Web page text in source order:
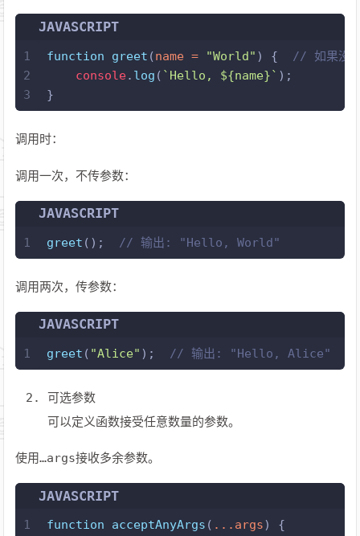
JAVASCRIPT
1
2
3
function greet (name = "World" ) {
// 如果没
console. log ( `Hello, ${name}` );
}
调用时：
调用一次，不传参数：
JAVASCRIPT
1 greet (); // 输出: "Hello, World"
调用两次，传参数：
JAVASCRIPT
1 greet ( "Alice" ); // 输出: "Hello, Alice"
可选参数
可以定义函数接受任意数量的参数。
使用…args接收多余参数。
JAVASCRIPT
1
function acceptAnyArgs ( ...args) {